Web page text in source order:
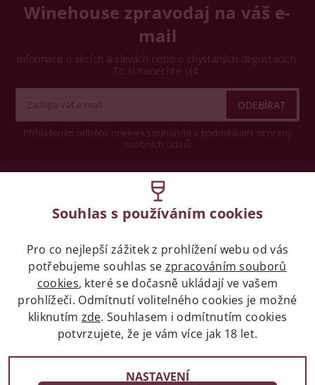
Winehouse zpravodaj na váš e-
mail
Informace o akcích a slevách nebo o chystaných degustacích.
To si nenechte ujít.
Přihlášením odběru novinek souhlasíte s podmínkami ochrany
osobních údajů
Legislativa
Zákaz prodeje alkoholických nápojů osobám
mladších 18 let.
Naše služby
Souhlas s používáním cookies
Pro co nejlepší zážitek z prohlížení webu od vás
potřebujeme souhlas se zpracováním souborů
cookies, které se dočasně ukládají ve vašem
prohlížeči. Odmítnutí volitelného cookies je možné
kliknutím zde. Souhlasem i odmítnutím cookies
potvrzujete, že je vám více jak 18 let.
NASTAVENÍ